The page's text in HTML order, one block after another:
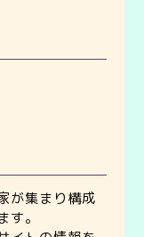
が集まり構成
。